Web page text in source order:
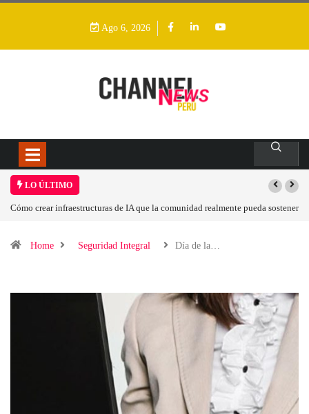
Ago 6, 2026
LO ÚLTIMO
pueda sostenerLas tarjetas gráficas RDNA 5 ya están en fase avanzada de
Home Seguridad Integral Día de la…